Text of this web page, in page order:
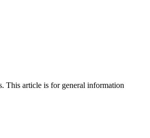
This article is for general information